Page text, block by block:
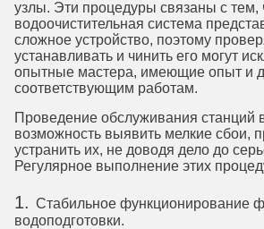
узлы. Эти процедуры связаны с тем,
водоочистительная система
сложное устройство, поэтому
устанавливать и чинить его могут
опытные мастера, имеющие опыт и
соответствующим работам.
Проведение обслуживания станций
возможность выявить мелкие сбои,
устранить их, не доводя дело до
Регулярное выполнение этих
Стабильное функционирование
водоподготовки.